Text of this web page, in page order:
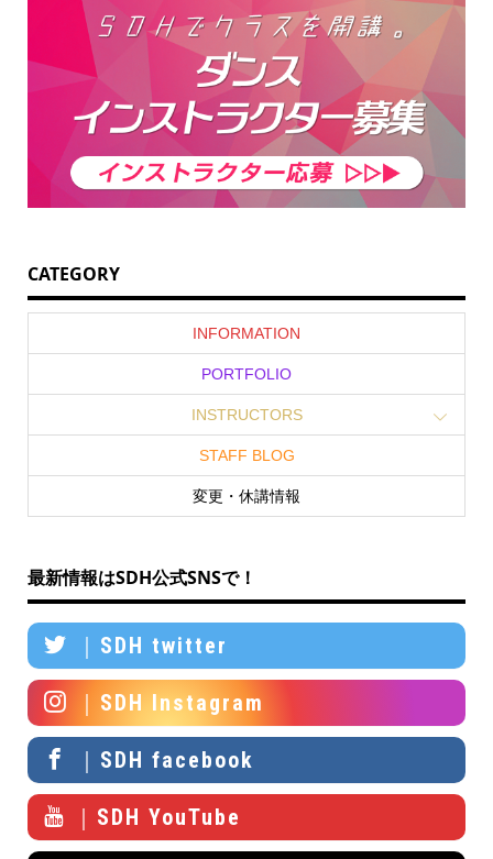
CATEGORY
INFORMATION
PORTFOLIO
INSTRUCTORS
STAFF BLOG
変更・休講情報
最新情報はSDH公式SNSで！
｜SDH twitter
｜SDH Instagram
｜SDH facebook
｜SDH YouTube